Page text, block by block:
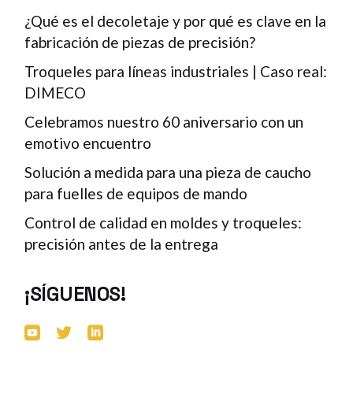
¿Qué es el decoletaje y por qué es clave en la
fabricación de piezas de precisión?
Troqueles para líneas industriales | Caso real:
DIMECO
Celebramos nuestro 60 aniversario con un
emotivo encuentro
Solución a medida para una pieza de caucho
para fuelles de equipos de mando
Control de calidad en moldes y troqueles:
precisión antes de la entrega
¡SÍGUENOS!